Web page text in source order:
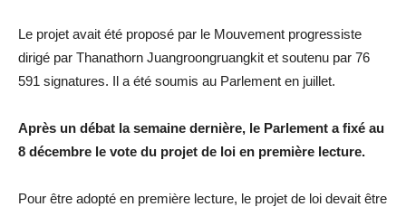
Le projet avait été proposé par le Mouvement progressiste
dirigé par Thanathorn Juangroongruangkit et soutenu par 76
591 signatures. Il a été soumis au Parlement en juillet.
Après un débat la semaine dernière, le Parlement a fixé au
8 décembre le vote du projet de loi en première lecture.
Pour être adopté en première lecture, le projet de loi devait être